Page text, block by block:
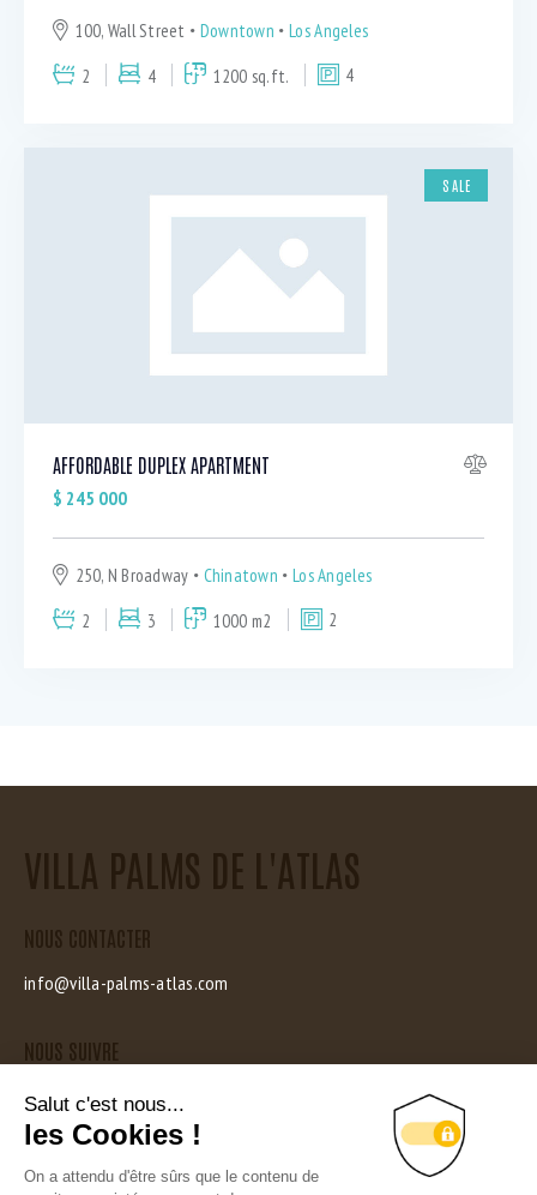
100, Wall Street Downtown
Los Angeles
2
4 1200 sq.ft. 4
SALE
AFFORDABLE DUPLEX APARTMENT
$ 245 000
250, N Broadway Chinatown
Los Angeles
2
3 1000 m2 2
VILLA PALMS DE L'ATLAS
NOUS CONTACTER
info@villa-palms-atlas.com
NOUS SUIVRE